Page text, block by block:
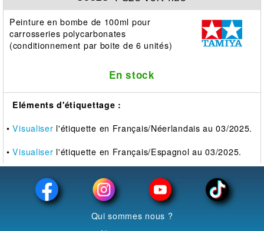
Peinture en bombe de 100ml pour
carrosseries polycarbonates
(conditionnement par boite de 6 unités)
En stock
Eléments d'étiquettage :
•Visualiser l'étiquette en Français/Néerlandais au 03/2025.
•Visualiser l'étiquette en Français/Espagnol au 03/2025.
Qui sommes nous ?